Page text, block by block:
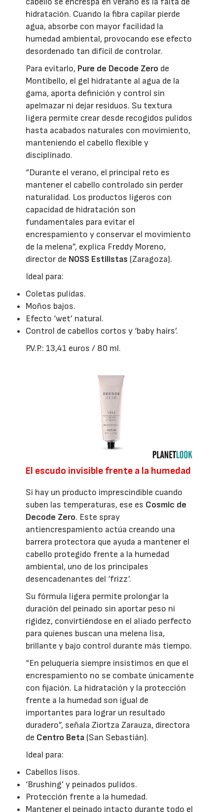
hidratación. Cuando la fibra capilar pierde
agua, absorbe con mayor facilidad la
humedad ambiental, provocando ese efecto
desordenado tan difícil de controlar.
Para evitarlo, Pure de Decode Zero de
Montibello, el gel hidratante al agua de la
gama, aporta definición y control sin
apelmazar ni dejar residuos. Su textura
ligera permite crear desde recogidos pulidos
hasta acabados naturales con movimiento,
manteniendo el cabello flexible y
disciplinado.
“Durante el verano, el principal reto es
mantener el cabello controlado sin perder
naturalidad. Los productos ligeros con
capacidad de hidratación son
fundamentales para evitar el
encrespamiento y conservar el movimiento
de la melena”, explica Freddy Moreno,
director de NOSS Estilistas (Zaragoza).
Ideal para:
Coletas pulidas.
Moños bajos.
Efecto ‘wet’ natural.
Control de cabellos cortos y ‘baby hairs’.
P.V.P.: 13,41 euros / 80 ml.
El escudo invisible frente a la humedad
Si hay un producto imprescindible cuando
suben las temperaturas, ese es Cosmic de
Decode Zero. Este spray
antiencrespamiento actúa creando una
barrera protectora que ayuda a mantener el
cabello protegido frente a la humedad
ambiental, uno de los principales
desencadenantes del ‘frizz’.
Su fórmula ligera permite prolongar la
duración del peinado sin aportar peso ni
rigidez, convirtiéndose en el aliado perfecto
para quienes buscan una melena lisa,
brillante y bajo control durante más tiempo.
“En peluquería siempre insistimos en que el
encrespamiento no se combate únicamente
con fijación. La hidratación y la protección
frente a la humedad son igual de
importantes para lograr un resultado
duradero”, señala Ziortza Zarauza, directora
de Centro Beta (San Sebastián).
Ideal para:
Cabellos lisos.
‘Brushing’ y peinados pulidos.
Protección frente a la humedad.
Mantener el peinado intacto durante todo el